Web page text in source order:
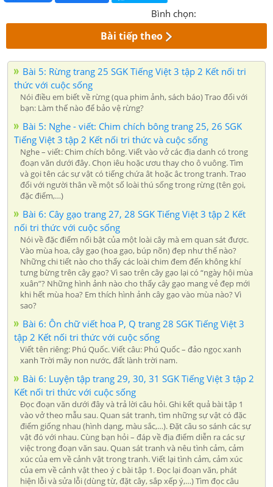
Bình chọn:
Bài tiếp theo
Bài 5: Rừng trang 25 SGK Tiếng Việt 3 tập 2 Kết nối tri
thức với cuộc sống
Nói điều em biết về rừng (qua phim ảnh, sách báo) Trao đổi với
bạn: Làm thế nào để bảo vệ rừng?
Bài 5: Nghe - viết: Chim chích bông trang 25, 26 SGK
Tiếng Việt 3 tập 2 Kết nối tri thức và cuộc sống
Nghe – viết: Chim chích bông. Viết vào vở các địa danh có trong
đoạn văn dưới đây. Chọn iêu hoặc ươu thay cho ô vuông. Tìm
và gọi tên các sự vật có tiếng chứa ât hoặc âc trong tranh. Trao
đổi với người thân về một số loài thú sống trong rừng (tên gọi,
đặc điểm,…)
Bài 6: Cây gạo trang 27, 28 SGK Tiếng Việt 3 tập 2 Kết
nối tri thức với cuộc sống
Nói về đặc điểm nổi bật của một loài cây mà em quan sát được.
Vào mùa hoa, cây gạo (hoa gạo, búp nõn) đẹp như thế nào?
Những chi tiết nào cho thấy các loài chim đem đến không khí
tưng bừng trên cây gạo? Vì sao trên cây gạo lại có “ngày hội mùa
xuân”? Những hình ảnh nào cho thấy cây gạo mang vẻ đẹp mới
khi hết mùa hoa? Em thích hình ảnh cây gạo vào mùa nào? Vì
sao?
Bài 6: Ôn chữ viết hoa P, Q trang 28 SGK Tiếng Việt 3
tập 2 Kết nối tri thức với cuộc sống
Viết tên riêng: Phú Quốc. Viết câu: Phú Quốc – đảo ngọc xanh
xanh Trời mây non nước, đất lành trời nam.
Bài 6: Luyện tập trang 29, 30, 31 SGK Tiếng Việt 3 tập 2
Kết nối tri thức với cuộc sống
Đọc đoạn văn dưới đây và trả lời câu hỏi. Ghi kết quả bài tập 1
vào vở theo mẫu sau. Quan sát tranh, tìm những sự vật có đặc
điểm giống nhau (hình dạng, màu sắc,…). Đặt câu so sánh các sự
vật đó với nhau. Cùng bạn hỏi – đáp về địa điểm diễn ra các sự
việc trong đoạn văn sau. Quan sát tranh và nêu tình cảm, cảm
xúc của em về cảnh vật trong tranh. Viết lại tình cảm, cảm xúc
của em về cảnh vật theo ý c bài tập 1. Đọc lại đoạn văn, phát
hiện lỗi và sửa lỗi (dùng từ, đặt cây, sắp xếp ý,…) Tìm đọc câu